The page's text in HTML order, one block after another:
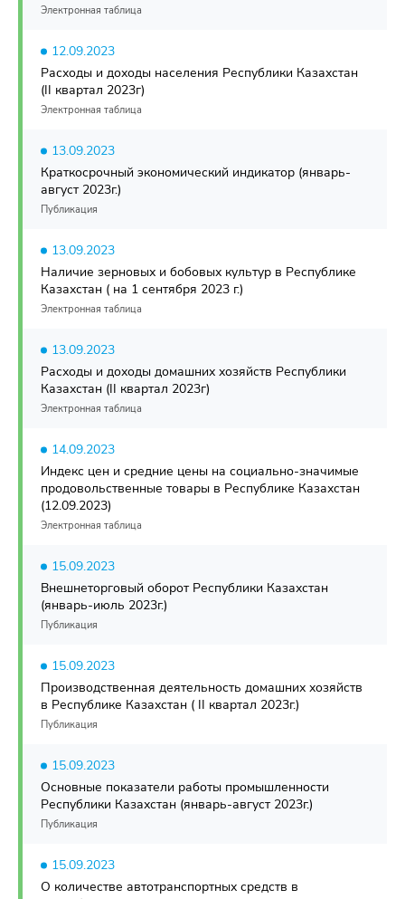
Электронная таблица
12.09.2023
Расходы и доходы населения Республики Казахстан
(II квартал 2023г)
Электронная таблица
13.09.2023
Краткосрочный экономический индикатор (январь-
август 2023г.)
Публикация
13.09.2023
Наличие зерновых и бобовых культур в Республике
Казахстан ( на 1 сентября 2023 г.)
Электронная таблица
13.09.2023
Расходы и доходы домашних хозяйств Республики
Казахстан (II квартал 2023г)
Электронная таблица
14.09.2023
Индекс цен и средние цены на социально-значимые
продовольственные товары в Республике Казахстан
(12.09.2023)
Электронная таблица
15.09.2023
Внешнеторговый оборот Республики Казахстан
(январь-июль 2023г.)
Публикация
15.09.2023
Производственная деятельность домашних хозяйств
в Республике Казахстан ( II квартал 2023г.)
Публикация
15.09.2023
Основные показатели работы промышленности
Республики Казахстан (январь-август 2023г.)
Публикация
15.09.2023
О количестве автотранспортных средств в